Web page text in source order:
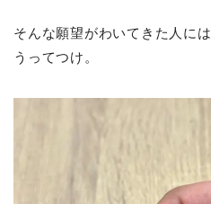
そんな願望がわいてきた人には
うってつけ。